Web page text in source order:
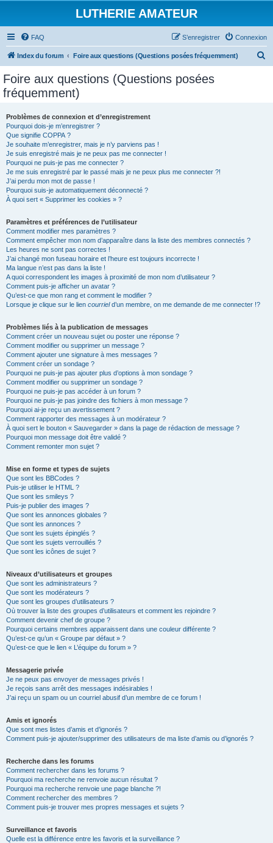
LUTHERIE AMATEUR
FAQ Connexion
S’enregistrer
Index du forum Foire aux questions (Questions posées fréquemment)
Foire aux questions (Questions posées
fréquemment)
Problèmes de connexion et d’enregistrement
Pourquoi dois-je m’enregistrer ?
Que signifie COPPA ?
Je souhaite m’enregistrer, mais je n’y parviens pas !
Je suis enregistré mais je ne peux pas me connecter !
Pourquoi ne puis-je pas me connecter ?
Je me suis enregistré par le passé mais je ne peux plus me connecter ?!
J’ai perdu mon mot de passe !
Pourquoi suis-je automatiquement déconnecté ?
À quoi sert « Supprimer les cookies » ?
Paramètres et préférences de l’utilisateur
Comment modifier mes paramètres ?
Comment empêcher mon nom d’apparaître dans la liste des membres connectés ?
Les heures ne sont pas correctes !
J’ai changé mon fuseau horaire et l’heure est toujours incorrecte !
Ma langue n’est pas dans la liste !
A quoi correspondent les images à proximité de mon nom d’utilisateur ?
Comment puis-je afficher un avatar ?
Qu’est-ce que mon rang et comment le modifier ?
Lorsque je clique sur le lien courrield’un membre, on me demande de me connecter !?
Problèmes liés à la publication de messages
Comment créer un nouveau sujet ou poster une réponse ?
Comment modifier ou supprimer un message ?
Comment ajouter une signature à mes messages ?
Comment créer un sondage ?
Pourquoi ne puis-je pas ajouter plus d’options à mon sondage ?
Comment modifier ou supprimer un sondage ?
Pourquoi ne puis-je pas accéder à un forum ?
Pourquoi ne puis-je pas joindre des fichiers à mon message ?
Pourquoi ai-je reçu un avertissement ?
Comment rapporter des messages à un modérateur ?
À quoi sert le bouton « Sauvegarder » dans la page de rédaction de message ?
Pourquoi mon message doit être validé ?
Comment remonter mon sujet ?
Mise en forme et types de sujets
Que sont les BBCodes ?
Puis-je utiliser le HTML ?
Que sont les smileys ?
Puis-je publier des images ?
Que sont les annonces globales ?
Que sont les annonces ?
Que sont les sujets épinglés ?
Que sont les sujets verrouillés ?
Que sont les icônes de sujet ?
Niveaux d’utilisateurs et groupes
Que sont les administrateurs ?
Que sont les modérateurs ?
Que sont les groupes d’utilisateurs ?
Où trouver la liste des groupes d’utilisateurs et comment les rejoindre ?
Comment devenir chef de groupe ?
Pourquoi certains membres apparaissent dans une couleur différente ?
Qu’est-ce qu’un « Groupe par défaut » ?
Qu’est-ce que le lien « L’équipe du forum » ?
Messagerie privée
Je ne peux pas envoyer de messages privés !
Je reçois sans arrêt des messages indésirables !
J’ai reçu un spam ou un courriel abusif d’un membre de ce forum !
Amis et ignorés
Que sont mes listes d’amis et d’ignorés ?
Comment puis-je ajouter/supprimer des utilisateurs de ma liste d’amis ou d’ignorés ?
Recherche dans les forums
Comment rechercher dans les forums ?
Pourquoi ma recherche ne renvoie aucun résultat ?
Pourquoi ma recherche renvoie une page blanche ?!
Comment rechercher des membres ?
Comment puis-je trouver mes propres messages et sujets ?
Surveillance et favoris
Quelle est la différence entre les favoris et la surveillance ?